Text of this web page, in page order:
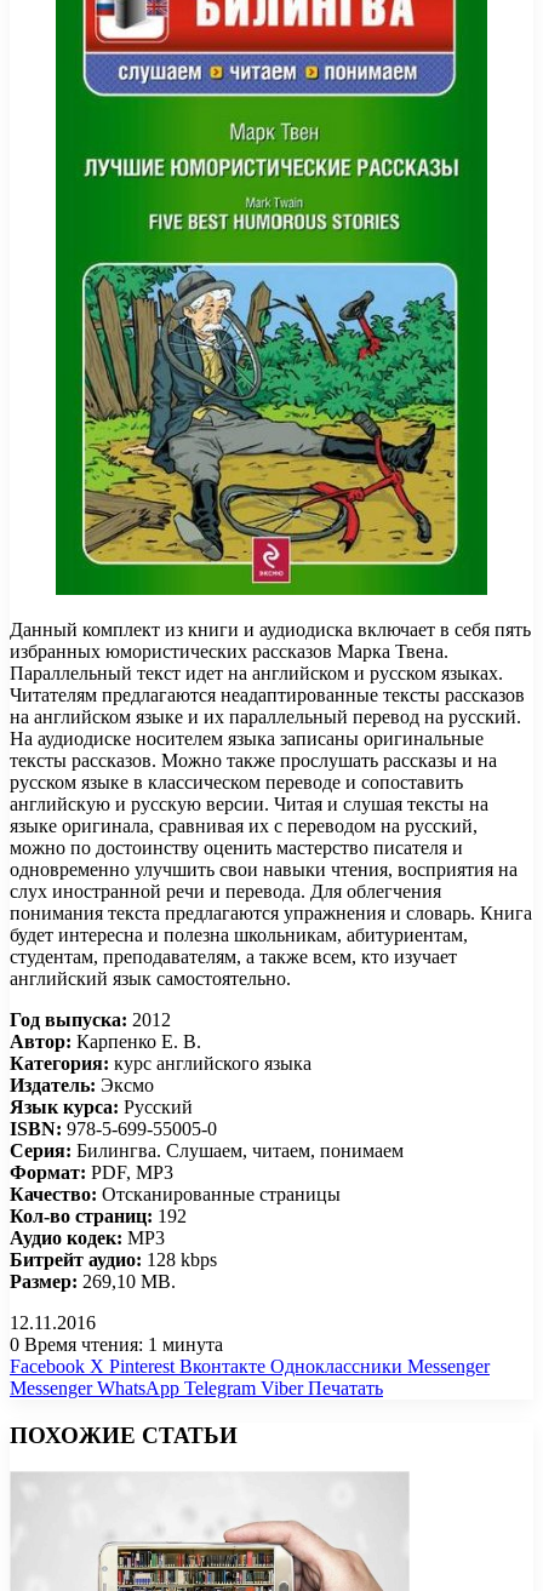
Данный комплект из книги и аудиодиска включает в себя пять
избранных юмористических рассказов Марка Твена.
Параллельный текст идет на английском и русском языках.
Читателям предлагаются неадаптированные тексты рассказов
на английском языке и их параллельный перевод на русский.
На аудиодиске носителем языка записаны оригинальные
тексты рассказов. Можно также прослушать рассказы и на
русском языке в классическом переводе и сопоставить
английскую и русскую версии. Читая и слушая тексты на
языке оригинала, сравнивая их с переводом на русский,
можно по достоинству оценить мастерство писателя и
одновременно улучшить свои навыки чтения, восприятия на
слух иностранной речи и перевода. Для облегчения
понимания текста предлагаются упражнения и словарь. Книга
будет интересна и полезна школьникам, абитуриентам,
студентам, преподавателям, а также всем, кто изучает
английский язык самостоятельно.
Год выпуска: 2012
Автор: Карпенко Е. В.
Категория: курс английского языка
Издатель: Эксмо
Язык курса: Русский
ISBN: 978-5-699-55005-0
Серия: Билингва. Слушаем, читаем, понимаем
Формат: PDF, MP3
Качество: Отсканированные страницы
Кол-во страниц: 192
Аудио кодек: MP3
Битрейт аудио: 128 kbps
Размер: 269,10 МВ.
12.11.2016
0 Время чтения: 1 минута
Facebook X Pinterest Вконтакте Одноклассники Messenger
Messenger WhatsApp Telegram Viber Печатать
ПОХОЖИЕ СТАТЬИ